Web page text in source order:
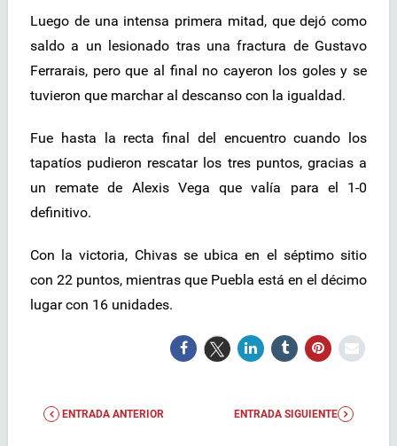
Luego de una intensa primera mitad, que dejó como
saldo a un lesionado tras una fractura de Gustavo
Ferrarais, pero que al final no cayeron los goles y se
tuvieron que marchar al descanso con la igualdad.
Fue hasta la recta final del encuentro cuando los
tapatíos pudieron rescatar los tres puntos, gracias a
un remate de Alexis Vega que valía para el 1-0
definitivo.
Con la victoria, Chivas se ubica en el séptimo sitio
con 22 puntos, mientras que Puebla está en el décimo
lugar con 16 unidades.
ENTRADA ANTERIOR ENTRADA SIGUIENTE